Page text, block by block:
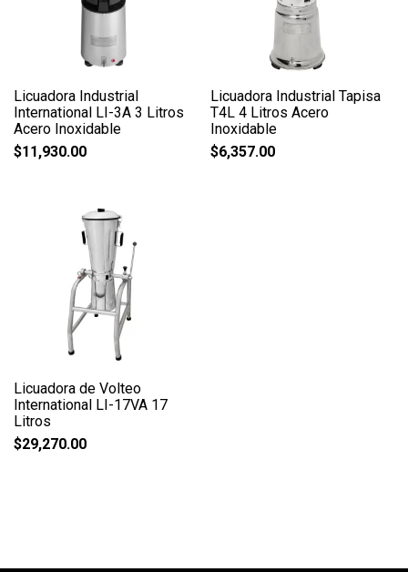
Licuadora Industrial
International LI-3A 3 Litros
Acero Inoxidable
$11,930.00
Licuadora Industrial Tapisa
T4L 4 Litros Acero
Inoxidable
$6,357.00
Licuadora de Volteo
International LI-17VA 17
Litros
$29,270.00